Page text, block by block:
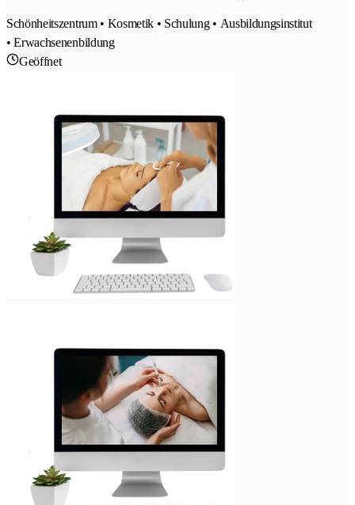
Schönheitszentrum • Kosmetik • Schulung • Ausbildungsinstitut
• Erwachsenenbildung
Geöffnet